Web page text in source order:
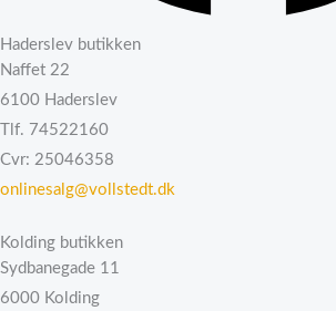
Haderslev butikken
Naffet 22
6100 Haderslev
Tlf. 74522160
Cvr: 25046358
onlinesalg@vollstedt.dk
Kolding butikken
Sydbanegade 11
6000 Kolding